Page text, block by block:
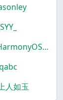
_SYY_
人如玉